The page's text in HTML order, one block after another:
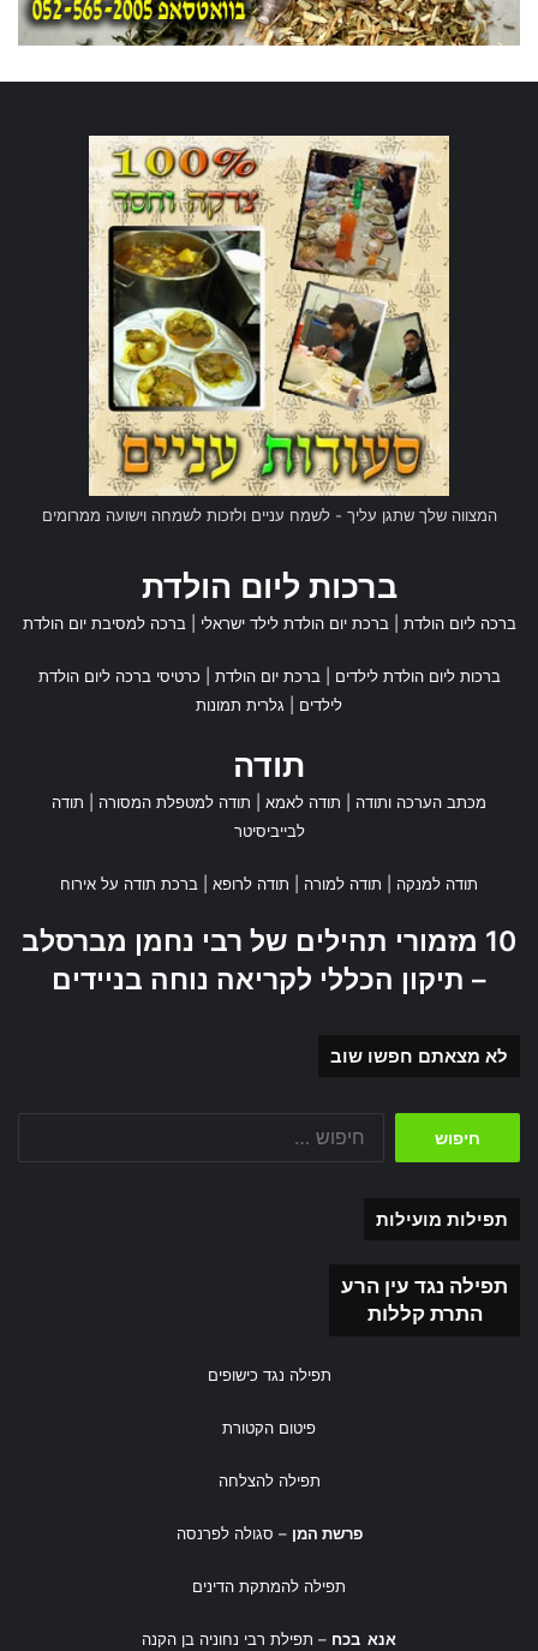
המצווה שלך שתגן עליך - לשמח עניים ולזכות לשמחה וישועה ממרומים
ברכות ליום הולדת
ברכה ליום הולדת |ברכת יום הולדת לילד ישראלי |ברכה למסיבת יום הולדת
ברכות ליום הולדת לילדים |ברכת יום הולדת
כרטיסי ברכה ליום הולדת
לילדים
גלרית תמונות
תודה
מכתב הערכה ותודה תודה לאמא תודה למטפלת המסורה
תודה
לבייביסיטר
תודה למנקה תודה למורה תודה לרופא ברכת תודה על אירוח
10 מזמורי תהילים של רבי נחמן מברסלב
– תיקון הכללי לקריאה נוחה בניידים
לא מצאתם חפשו שוב
תפילות מועילות
תפילה נגד עין הרע
התרת קללות
תפילה נגד כישופים
פיטום הקטורת
תפילה להצלחה
פרשת המן – סגולה לפרנסה
תפילה להמתקת הדינים
אנא בכח – תפילת רבי נחוניה בן הקנה